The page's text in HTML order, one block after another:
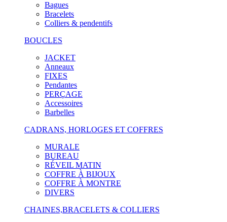
Bagues
Bracelets
Colliers & pendentifs
BOUCLES
JACKET
Anneaux
FIXES
Pendantes
PERÇAGE
Accessoires
Barbelles
CADRANS, HORLOGES ET COFFRES
MURALE
BUREAU
RÉVEIL MATIN
COFFRE À BIJOUX
COFFRE À MONTRE
DIVERS
CHAINES,BRACELETS & COLLIERS